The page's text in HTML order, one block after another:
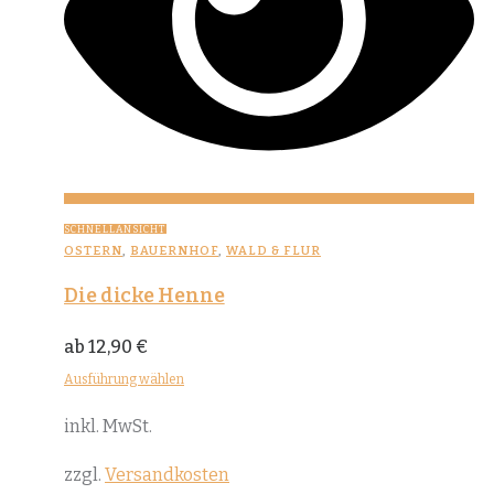
SCHNELLANSICHT
OSTERN, BAUERNHOF, WALD & FLUR
Die dicke Henne
ab 12,90 €
Ausführung wählen
Produkt
weist
inkl. MwSt.
zzgl. Versandkosten